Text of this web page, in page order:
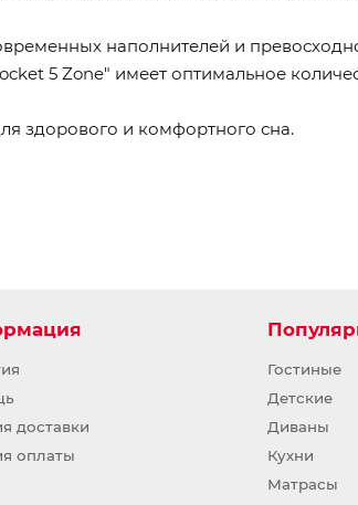
наполнителей и
5 Zone" имеет оптимальное
здорового и комфортного сна.
доставки
оплаты
Гостиные
Детские
Диваны
Кухни
Матрасы